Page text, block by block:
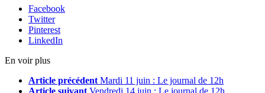
Facebook
Twitter
Pinterest
LinkedIn
En voir plus
Article précédent Mardi 11 juin : Le journal de 12h